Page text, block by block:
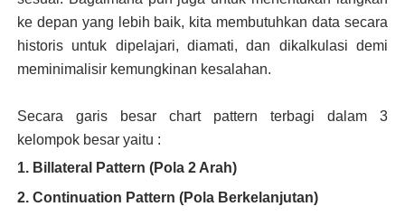
ke depan yang lebih baik, kita membutuhkan data secara
historis untuk dipelajari, diamati, dan dikalkulasi demi
meminimalisir kemungkinan kesalahan.
Secara garis besar chart pattern terbagi dalam 3
kelompok besar yaitu :
1. Billateral Pattern (Pola 2 Arah)
2. Continuation Pattern (Pola Berkelanjutan)